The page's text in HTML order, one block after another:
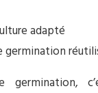
adapté
germination